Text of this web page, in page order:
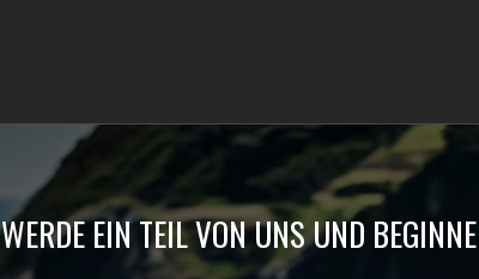
WERDE EIN TEIL VON UNS UND